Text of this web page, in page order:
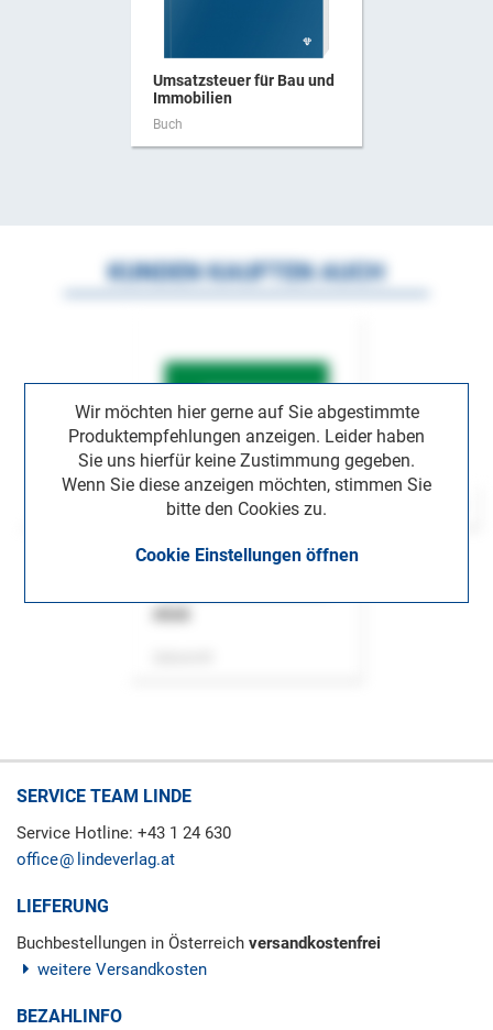
Umsatzsteuer für Bau und
Immobilien
Buch
Wir möchten hier gerne auf Sie abgestimmte
Produktempfehlungen anzeigen. Leider haben
Sie uns hierfür keine Zustimmung gegeben.
Wenn Sie diese anzeigen möchten, stimmen Sie
bitte den Cookies zu.
Cookie Einstellungen öffnen
KUNDEN KAUFTEN AUCH
SERVICE TEAM LINDE
Service Hotline: +43 1 24 630
office
lindeverlag.at
LIEFERUNG
Buchbestellungen in Österreich versandkostenfrei
weitere Versandkosten
BEZAHLINFO